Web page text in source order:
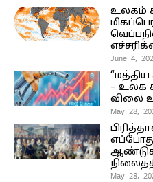
உலகம்
June 4,
– உலக
விலை
May 28,
May 28,